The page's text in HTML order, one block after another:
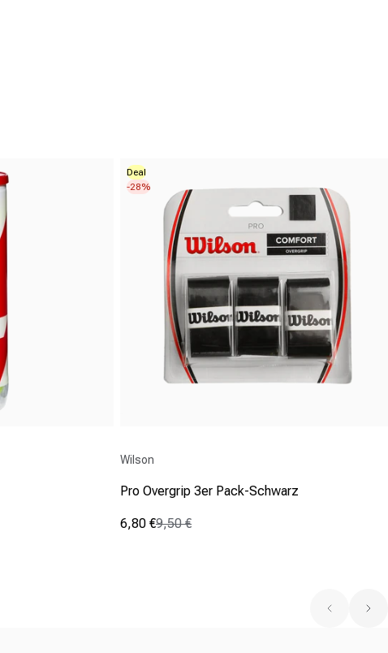
Deal
-28%
Wilson
Pro Overgrip 3er Pack-Schwarz
Verkaufspreis
6,80 €
Normaler Preis
9,50 €